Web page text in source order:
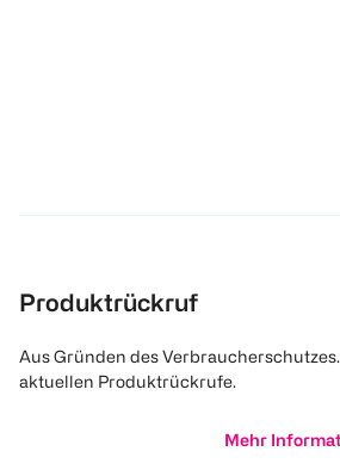
Produktrückruf
Aus Gründen des
aktuellen Produktrückrufe.
Mehr